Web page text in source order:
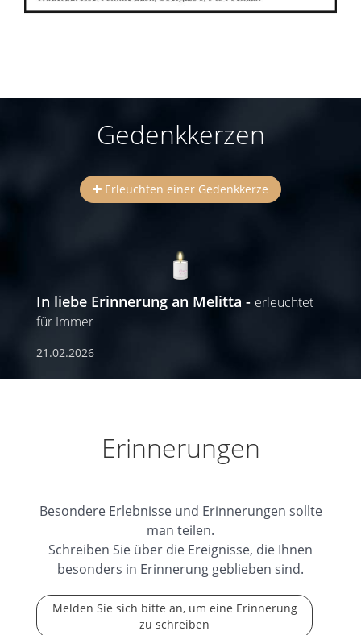
Gedenkkerzen
Erleuchten einer Gedenkkerze
In liebe Erinnerung an Melitta
erleuchtet
für Immer
21.02.2026
Erinnerungen
Besondere Erlebnisse und Erinnerungen sollte
man teilen.
Schreiben Sie über die Ereignisse, die Ihnen
besonders in Erinnerung geblieben sind.
Melden Sie sich bitte an, um eine Erinnerung
zu schreiben